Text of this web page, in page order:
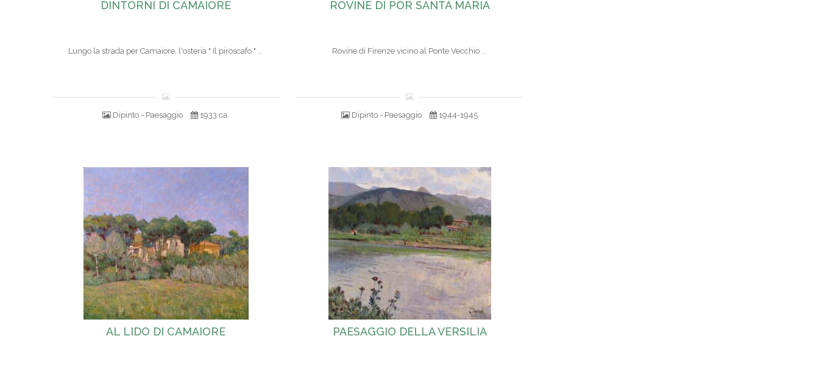
DINTORNI DI CAMAIORE
Lungo la strada per Camaiore, l'osteria " Il piroscafo " ...
Dipinto - Paesaggio 1933 ca.
ROVINE DI POR SANTA MARIA
Rovine di Firenze vicino al Ponte Vecchio ...
Dipinto - Paesaggio 1944-1945
AL LIDO DI CAMAIORE PAESAGGIO DELLA VERSILIA